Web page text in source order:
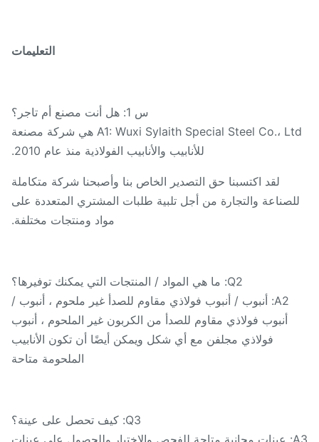
التعليمات
A1: Wuxi Sylaith Special Steel Co.، Ltd هي شركة مصنعة
للأنابيب والأنابيب الفولاذية منذ عام 2010.
لقد اكتسبنا حق التصدير الخاص بنا وأصبحنا شركة متكاملة
والتجارة من أجل تلبية طلبات المشتري المتعددة على
مواد ومنتجات مختلفة.
A2: أنبوب / أنبوب فولاذي مقاوم للصدأ غير ملحوم ، أنبوب /
أنبوب فولاذي مقاوم للصدأ من الكربون غير الملحوم ، أنبوب
فولاذي مجلفن مع أي شكل ويمكن أيضًا أن تكون الأنابيب
الملحومة متاحة
A3: عينات مجانية متاحة للفحص والاختبار.وللحصول على عينات